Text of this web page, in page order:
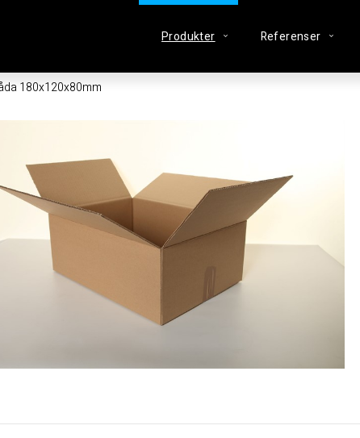
Produkter Referenser
180x120x80mm